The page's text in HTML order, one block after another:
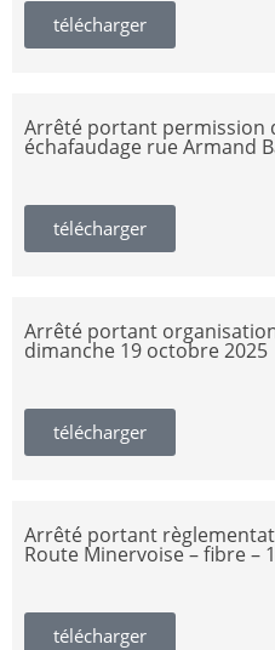
télécharger
Arrêté portant permission
échafaudage rue Armand
télécharger
Arrêté portant
dimanche 19 octobre 2025
télécharger
Arrêté portant
Route Minervoise – fibre –
télécharger